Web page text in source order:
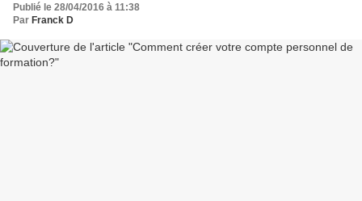
Publié le 28/04/2016 à 11:38
Par Franck D